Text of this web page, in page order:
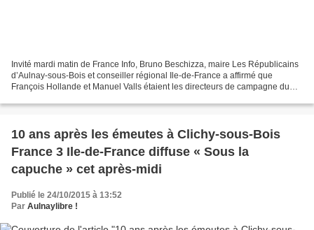
Invité mardi matin de France Info, Bruno Beschizza, maire Les Républicains
d’Aulnay-sous-Bois et conseiller régional Ile-de-France a affirmé que
François Hollande et Manuel Valls étaient les directeurs de campagne du
10 ans après les émeutes à Clichy-sous-Bois
France 3 Ile-de-France diffuse « Sous la
capuche » cet après-midi
Publié le 24/10/2015 à 13:52
Par Aulnaylibre !